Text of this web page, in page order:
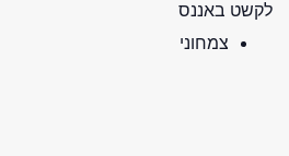
לקשט באננס
צמחוני